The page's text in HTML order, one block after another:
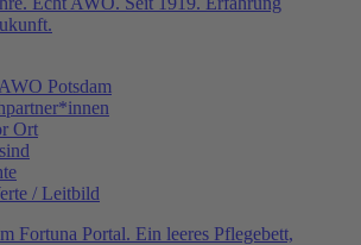
Potsdam
Ort
/ Leitbild